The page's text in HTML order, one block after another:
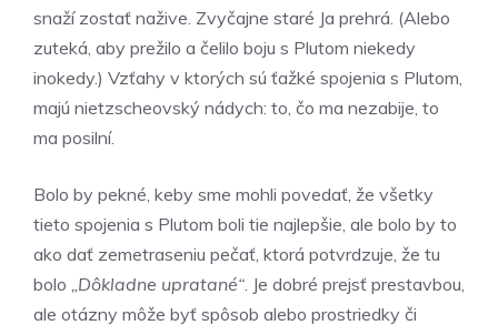
snaží zostať nažive. Zvyčajne staré Ja prehrá. (Alebo
zuteká, aby prežilo a čelilo boju s Plutom niekedy
inokedy.) Vzťahy v ktorých sú ťažké spojenia s Plutom,
majú nietzscheovský nádych: to, čo ma nezabije, to
ma posilní.
Bolo by pekné, keby sme mohli povedať, že všetky
tieto spojenia s Plutom boli tie najlepšie, ale bolo by to
ako dať zemetraseniu pečať, ktorá potvrdzuje, že tu
bolo „Dôkladne upratané“. Je dobré prejsť prestavbou,
ale otázny môže byť spôsob alebo prostriedky či